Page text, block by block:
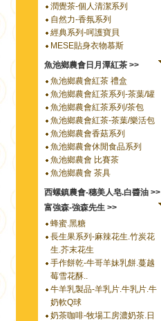
潤覺茶-個人清潔系列
自然力-香氛系列
經典系列-呵護寶貝
MESE貼身衣物慕斯
魚池鄉農會日月潭紅茶 >>
魚池鄉農會紅茶 禮盒
魚池鄉農會紅茶系列-茶葉/罐
魚池鄉農會紅茶系列/茶包
魚池鄉農會紅茶-茶葉/樂活包
魚池鄉農會香菇系列
魚池鄉農會休閒食品系列
魚池鄉農會 比賽茶
魚池鄉農會 茶具
西螺鎮農會-穗美人皂.白醬油 >>
富強森-強森先生 >>
蜂蜜.黑糖
長生果系列-麻辣花生.竹炭花
生.芥末花生
手作餅乾-牛哥羊妹乳餅.蔓越
莓雪花酥..
牛羊乳製品-羊乳片.牛乳片.牛
奶軟Q球
奶茶咖啡-牧場工房濃奶茶.日